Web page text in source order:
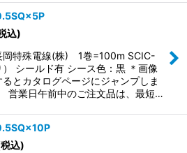
込)
岡特殊電線(株) 1巻=100m SCIC-
） シールド有 シース色：黒 ＊画像
とカタログページにジャンプしま
営業日午前中のご注文品は、最短…
込)